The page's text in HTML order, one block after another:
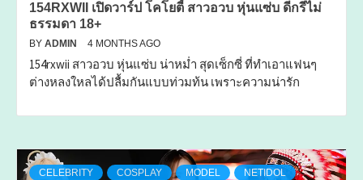
154RXWII เปิดวาร์ป โคโยตี้ สาวอวบ หุ่นแซ่บ ดีกรีไม่
ธรรมดา 18+
BY ADMIN 4 MONTHS AGO
154rxwii สาวอวบ หุ่นแซ่บ น่าหม่ำ สุดเซ็กซี่ ที่ทำเอาแฟนๆ
ต่างหลงใหลได้ปลื้มกันแบบท่วมท้น เพราะความน่ารัก
CELEBRITY COSPLAY MODEL NETIDOL